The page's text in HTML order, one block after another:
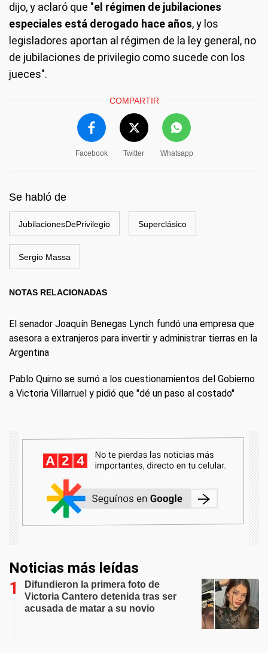
dijo, y aclaró que "el régimen de jubilaciones
especiales está derogado hace años, y los
legisladores aportan al régimen de la ley general, no
de jubilaciones de privilegio como sucede con los
jueces".
COMPARTIR
Facebook Twitter Whatsapp
Se habló de
JubilacionesDePrivilegio Superclásico
Sergio Massa
NOTAS RELACIONADAS
El senador Joaquín Benegas Lynch fundó una empresa que
asesora a extranjeros para invertir y administrar tierras en la
Argentina
Pablo Quirno se sumó a los cuestionamientos del Gobierno
a Victoria Villarruel y pidió que "dé un paso al costado"
Noticias más leídas
Difundieron la primera foto de
Victoria Cantero detenida tras ser
acusada de matar a su novio